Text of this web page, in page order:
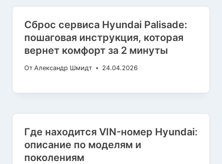
Сброс сервиса Hyundai Palisade:
пошаговая инструкция, которая
вернет комфорт за 2 минуты
От Александр Шмидт 24.04.2026
Где находится VIN-номер Hyundai:
описание по моделям и
поколениям